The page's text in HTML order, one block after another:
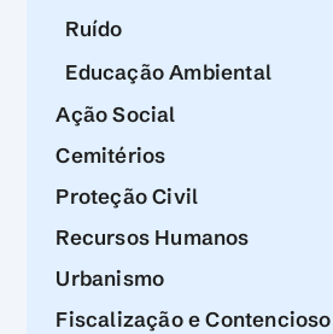
Ruído
Educação Ambiental
Ação Social
Cemitérios
Proteção Civil
Recursos Humanos
Urbanismo
Fiscalização e Contencioso